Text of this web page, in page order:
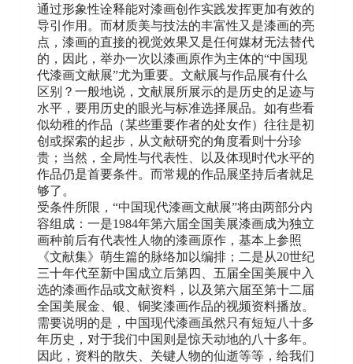
通过形象性诠释能对漆画创作实践发挥更加有效的
导引作用。而材质美与技法的丰富性又是漆画的亮
点，漆画的直接的视觉效果又是任何媒材无法替代
的，因此，举办一次以漆画原作为主体的“中国现
代漆画文献展”尤为重要。文献展与作品展有什么
区别？一般地说，文献展所展示的是历史的足迹与
水平，要用历史的眼光与标准选择展品。如有些看
似幼稚的作品（某些重要作者的处女作）往往是初
创或探索的起步，从文献研究的角度看则十分珍
贵；当然，全局性与代表性、以及体现时代水平的
作品仍是首要条件。而常规的作品展坚持后者就足
够了。
受条件所限，“中国现代漆画文献展”将由两部分内
容组成：一是1984年第六届全国美展漆画成为独立
画种前后有代表性人物的漆画原作，基本上参照
《文献集》萌生篇的脉络加以编排；二是从20世纪
三十年代至新中国成立后第四、五届全国美展中入
选的漆画作品或文献资料，以及第六届至第十二届
全国美展金、银、铜奖漆画作品的视频资料播放。
需要说明的是，中国现代漆画虽然只有短短八十多
年历史，对于我们中国则是惊天动地的八十多年。
因此，资料的散失、关键人物的仙逝等等，给我们